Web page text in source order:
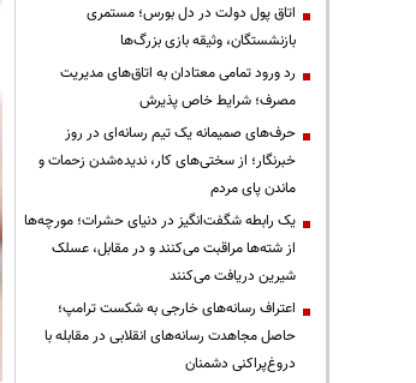
اتاق پول دولت در دل بورس؛ مستمری
بازنشستگان، وثیقه بازی بزرگ‌ها
رد ورود تمامی معتادان به اتاق‌های مدیریت
مصرف؛ شرایط خاص پذیرش
حرف‌های صمیمانه یک تیم رسانه‌ای در روز
خبرنگار؛ از سختی‌های کار، ندیده‌شدن زحمات و
ماندن پای مردم
یک رابطه شگفت‌انگیز در دنیای حشرات؛ مورچه‌ها
از شته‌ها مراقبت می‌کنند و در مقابل، عسلک
شیرین دریافت می‌کنند
اعتراف رسانه‌های خارجی به شکست ترامپ؛
حاصل مجاهدت رسانه‌های انقلابی در مقابله با
دروغ‌پراکنی دشمنان